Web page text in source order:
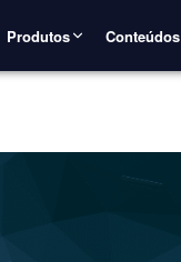
Produtos Conteúdos